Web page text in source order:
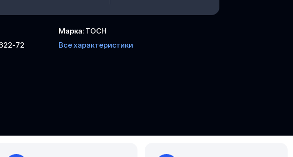
Марка: ТОСН
72 Все характеристики